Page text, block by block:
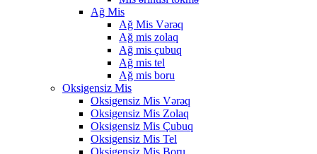
Ağ Mis
Ağ Mis Vərəq
Ağ mis zolaq
Ağ mis çubuq
Ağ mis tel
Ağ mis boru
Oksigensiz Mis
Oksigensiz Mis Vərəq
Oksigensiz Mis Zolaq
Oksigensiz Mis Çubuq
Oksigensiz Mis Tel
Oksigensiz Mis Boru